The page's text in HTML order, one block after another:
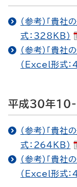
（参考）「貴
式：328KB）
（参考）「貴
（Excel形式：
平成30年10-
（参考）「貴
式：264KB）
（参考）「貴
（Excel形式：